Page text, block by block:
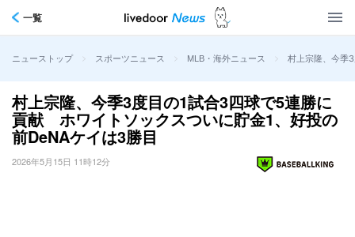
一覧
ニューストップ > スポーツニュース > MLB・海外ニュース > 村上宗隆、今季
村上宗隆、今季3度目の1試合3四球で5連勝に
貢献 ホワイトソックスついに貯金1、好投の
前DeNAケイは3勝目
2026年5月15日 11時12分